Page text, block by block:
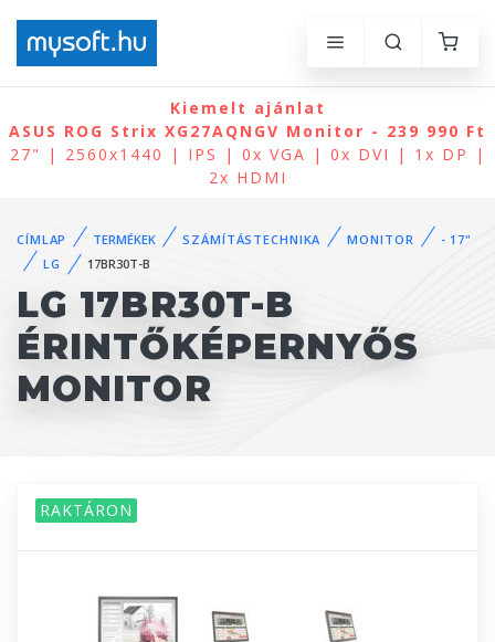
Kiemelt ajánlat
ASUS ROG Strix XG27AQNGV Monitor - 239 990 Ft
27" | 2560x1440 | IPS | 0x VGA | 0x DVI | 1x DP |
2x HDMI
CÍMLAP TERMÉKEK SZÁMÍTÁSTECHNIKA MONITOR
- 17"
LG
17BR30T-B
LG 17BR30T-B
ÉRINTŐKÉPERNYŐS
MONITOR
RAKTÁRON